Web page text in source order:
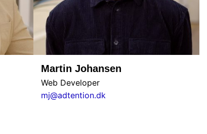
Martin Johansen
Web Developer
mj@adtention.dk